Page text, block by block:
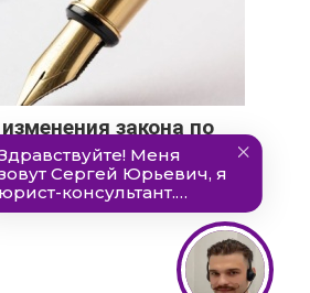
закона по
году